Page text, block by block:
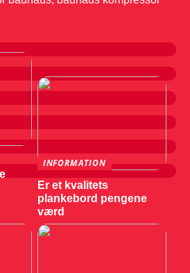
INFORMATION
Er et kvalitets
plankebord pengene
værd